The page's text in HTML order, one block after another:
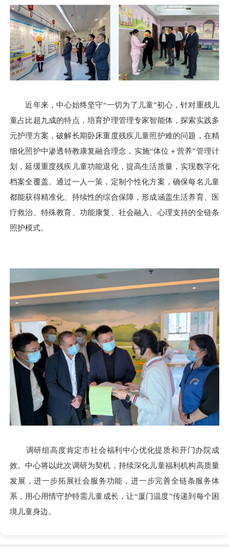
近年来，中心始终坚守“一切为了儿童”初心，针对重残儿
童占比超九成的特点，培育护理管理专家智能体，探索实践多
元护理方案，破解长期卧床重度残疾儿童照护难的问题，在精
细化照护中渗透特教康复融合理念，实施“体位＋营养”管理计
划，延缓重度残疾儿童功能退化，提高生活质量，实现数字化
档案全覆盖。通过一人一策，定制个性化方案，确保每名儿童
都能获得精准化、持续性的综合保障，形成涵盖生活养育、医
疗救治、特殊教育、功能康复、社会融入、心理支持的全链条
照护模式。
调研组高度肯定市社会福利中心优化提质和开门办院成
效。中心将以此次调研为契机，持续深化儿童福利机构高质量
发展，进一步拓展社会服务功能，进一步完善全链条服务体
系，用心用情守护特需儿童成长，让“厦门温度”传递到每个困
境儿童身边。